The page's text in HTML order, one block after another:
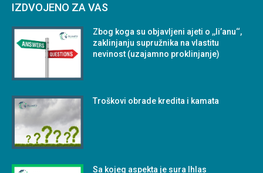
IZDVOJENO ZA VAS
Zbog koga su objavljeni ajeti o ,,li’anu‘‘,
zaklinjanju supružnika na vlastitu
nevinost (uzajamno proklinjanje)
Troškovi obrade kredita i kamata
Sa kojeg aspekta je sura Ihlas